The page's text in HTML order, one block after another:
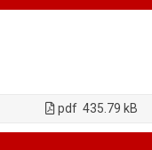
pdf 435.79 kB